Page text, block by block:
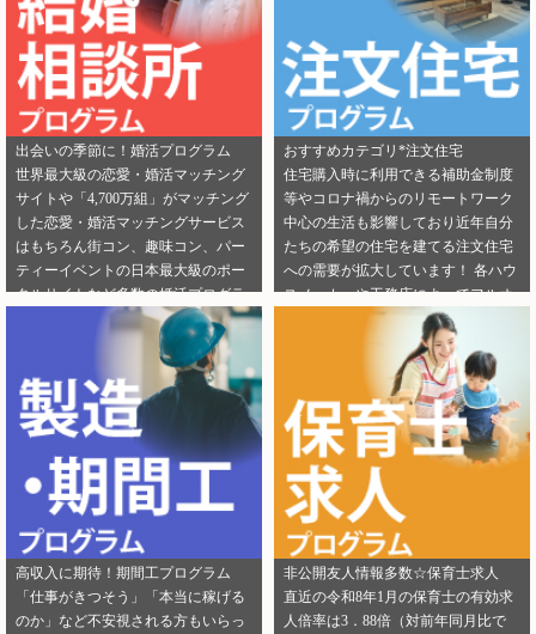
理ツール ・不動産（売却） ・不動産
（投資） ・不動産（外壁） ・不動産
（注文住宅） ・引越し ・ランドセル
是非この機会に、新規でご登録いた
だくアフィリエイター様は 「お申込
みはこちら」からご登録時のプロフ
ィール欄に 「独占案件・独占条件の
お知らせ」を見たという旨をご入力
ください。 メディパートナーにご登
録いただいている アフィリエイター
様は「お問い合わせはこちら」から
ご連絡ください。
す！ 資料請求からオンライン面談な
ど複数相談方法があり訴求がしやす
いカテゴリにもなります。 ぜひご掲
載のご検討をよろしくお願いしま
す！ ★ 新規でご登録いただくアフィ
リエイター様は 「お申込みはこち
ら」からご登録時のプロフィール欄
に 注目のカテゴリを見たという旨を
ご入力ください。 メディパートナー
にご登録いただいている アフィリエ
イター様は「お問い合わせはこち
ら」から ご連絡ください。
出会いの季節に！婚活プログラム
世界最大級の恋愛・婚活マッチング
サイトや「4,700万組」がマッチング
した恋愛・婚活マッチングサービス
はもちろん街コン、趣味コン、パー
ティーイベントの日本最大級のポー
タルサイトなど多数の婚活プログラ
ムを取り扱っております！ 新規でご
登録いただくアフィリエイター様は
「お申込みはこちら」からご登録時
のプロフィール欄に注目のカテゴリ
を見たという旨をご入力ください。
メディパートナーにご登録いただい
ているアフィリエイター様は「お問
い合わせはこちら」からご連絡くだ
さい。
おすすめカテゴリ*注文住宅
住宅購入時に利用できる補助金制度
等やコロナ禍からのリモートワーク
中心の生活も影響しており近年自分
たちの希望の住宅を建てる注文住宅
への需要が拡大しています！ 各ハウ
スメーカーや工務店によってフルオ
ーダー住宅・セミオーダー住宅など
様々な取扱いがありユーザーの好み
をくみ取って家づくりをサポ―トし
てくれます。 新規でご登録いただく
アフィリエイター様は「お申込みは
こちら」からご登録時のプロフィー
ル欄に注目のカテゴリを見たという
旨をご入力ください。 メディパート
ナーにご登録いただいているアフィ
リエイター様は「お問い合わせはこ
ちら」からご連絡ください。
高収入に期待！期間工プログラム
「仕事がきつそう」「本当に稼げる
のか」など不安視される方もいらっ
非公開友人情報多数☆保育士求人
直近の令和8年1月の保育士の有効求
人倍率は3．88倍（対前年同月比で